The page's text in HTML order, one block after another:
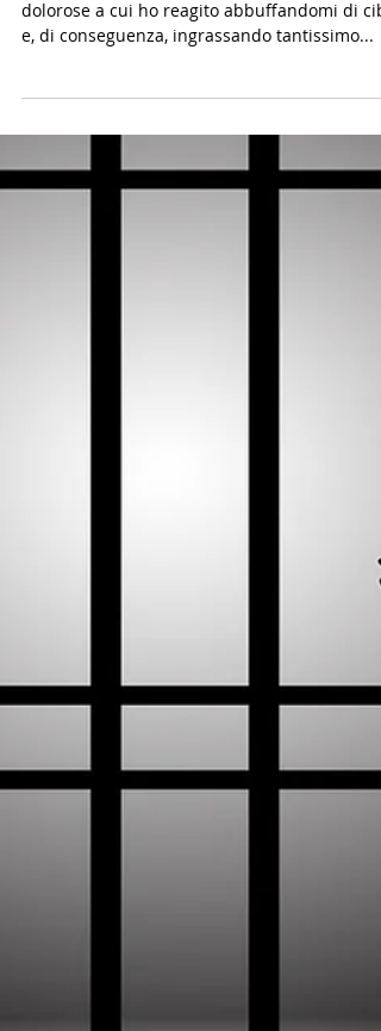
All’età di 40 anni ho vissuto delle esperienze
dolorose a cui ho reagito abbuffandomi di